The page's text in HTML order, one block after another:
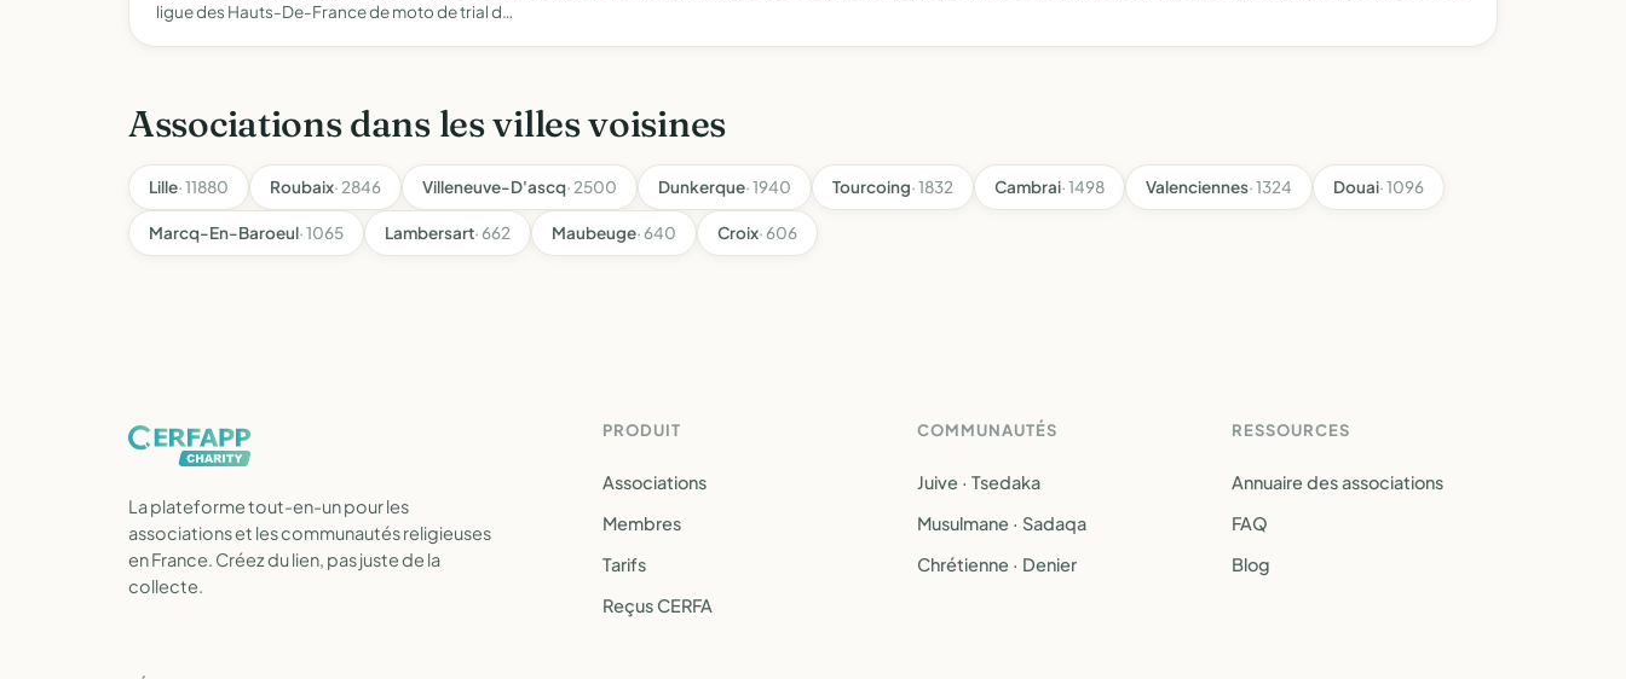
ligue des Hauts-De-France de moto de trial d…
Associations dans les villes voisines
Lille· 11880 Roubaix· 2846 Villeneuve-D'ascq· 2500 Dunkerque· 1940 Tourcoing· 1832 Cambrai· 1498 Valenciennes· 1324 Douai· 1096
Marcq-En-Baroeul· 1065 Lambersart· 662 Maubeuge· 640 Croix· 606
La plateforme tout-en-un pour les
associations et les communautés religieuses
en France. Créez du lien, pas juste de la
collecte.
PRODUIT
Associations
Membres
Tarifs
Reçus CERFA
COMMUNAUTÉS
Juive · Tsedaka
Musulmane · Sadaqa
Chrétienne · Denier
RESSOURCES
Annuaire des associations
FAQ
Blog